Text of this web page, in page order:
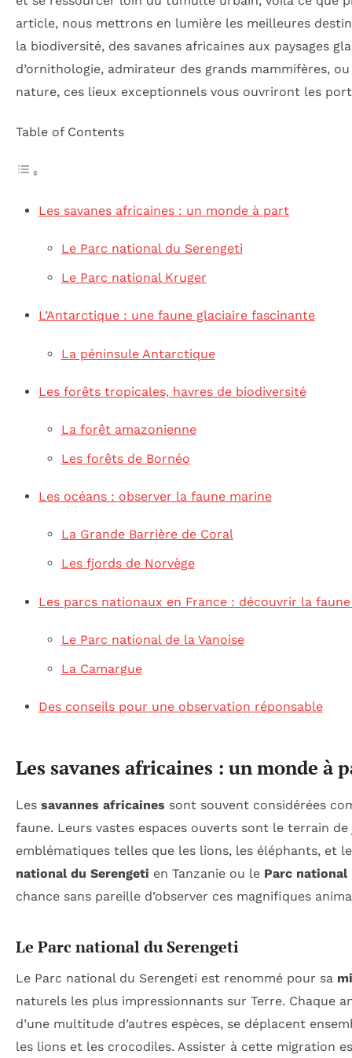
article, nous mettrons en lumière les meilleures
la biodiversité, des savanes africaines aux paysages
d’ornithologie, admirateur des grands mammifères,
nature, ces lieux exceptionnels vous ouvriront les
Table of Contents
Les savanes africaines : un monde à part
Le Parc national du Serengeti
Le Parc national Kruger
L’Antarctique : une faune glaciaire fascinante
La péninsule Antarctique
Les forêts tropicales, havres de biodiversité
La forêt amazonienne
Les forêts de Bornéo
Les océans : observer la faune marine
La Grande Barrière de Coral
Les fjords de Norvège
Les parcs nationaux en France : découvrir la
Le Parc national de la Vanoise
La Camargue
Des conseils pour une observation réponsable
Les savanes africaines : un monde à
Les savannes africaines sont souvent considérées
faune. Leurs vastes espaces ouverts sont le terrain
emblématiques telles que les lions, les éléphants, et
national du Serengeti en Tanzanie ou le Parc national
chance sans pareille d’observer ces magnifiques
Le Parc national du Serengeti
Le Parc national du Serengeti est renommé pour sa
naturels les plus impressionnants sur Terre. Chaque
d’une multitude d’autres espèces, se déplacent
les lions et les crocodiles. Assister à cette migration